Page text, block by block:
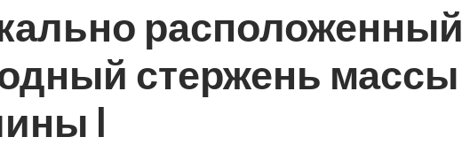
расположенный
стержень массы
l